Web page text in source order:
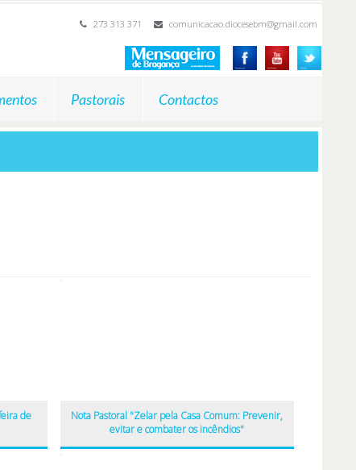
273 313 371 comunicacao.diocesebm@gmail.com
Pastorais Contactos
de
Nota Pastoral "Zelar pela Casa Comum: Prevenir,
evitar e combater os incêndios"